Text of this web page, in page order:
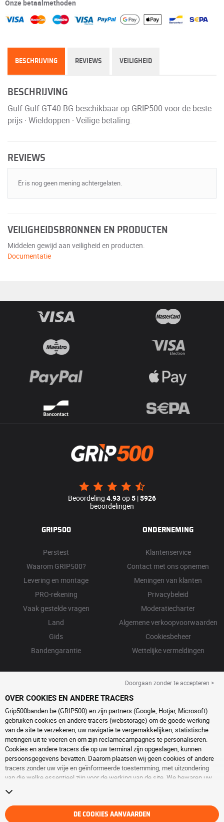
Onze betaalmethoden
BESCHRIJVING REVIEWS VEILIGHEID
BESCHRIJVING
Gulf Gulf GT40 BG beschikbaar op GRIP500 voor de beste
prijs · Wieldoppen · Veilige betaling.
REVIEWS
Er is nog geen mening achtergelaten.
VEILIGHEIDSBRONNEN EN PRODUCTEN
Middelen gewijd aan veiligheid en producten.
Documentatie
Beoordeling 4.93op5 |5926
beoordelingen
GRIP500
Perstest
Waarom GRIP500?
Levering en montage
PRO-rekening
Vaak gestelde vragen
Land
Gids
Bandengarantie
ONDERNEMING
Klantenservice
Contact met ons opnemen
Meningen van klanten
Privacybeleid
Moderatiecharter
Algemene verkoopvoorwaarden
Cookiesbeheer
Wettelijke vermeldingen
Doorgaan zonder te accepteren >
OVER COOKIES EN ANDERE TRACERS
Grip500banden.be (GRIP500) en zijn partners (Google, Hotjar, Microsoft)
gebruiken cookies en andere tracers (webstorage) om de goede werking
van de site te verzekeren, uw navigatie te vergemakkelijken, statistische
metingen uit te voeren en om zijn reclamecampagnes te personaliseren.
Cookies en andere tracers die op uw terminal zijn opgeslagen, kunnen
persoonsgegevens bevatten. Daarom plaatsen wij geen cookies of andere
tracers zonder uw vrije en geïnformeerde toestemming, met uitzondering
van die welke essentieel zijn voor de werking van de site. We bewaren uw
naar de pagina over
om verder te surfen zonder het deponeren van cookies of andere tracers te
aanvaarden. Weigering verhindert de toegang tot diensten niet GRIP500.
DE COOKIES AANVAARDEN